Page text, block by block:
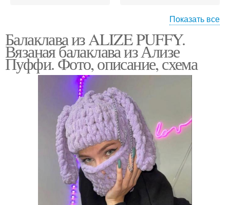
плюшевой пряжи
Пряжа для балаклавы
Показать все
Балаклава из ALIZE PUFFY.
Вязаная балаклава из Ализе
Пуффи. Фото, описание, схема